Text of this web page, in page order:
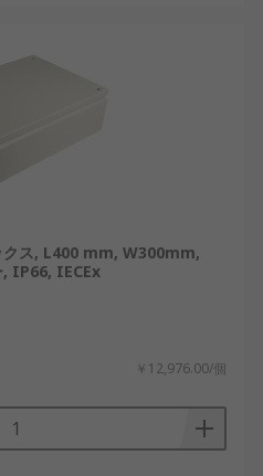
クス, L400 mm, W300mm,
IP66, IECEx
￥12,976.00/個